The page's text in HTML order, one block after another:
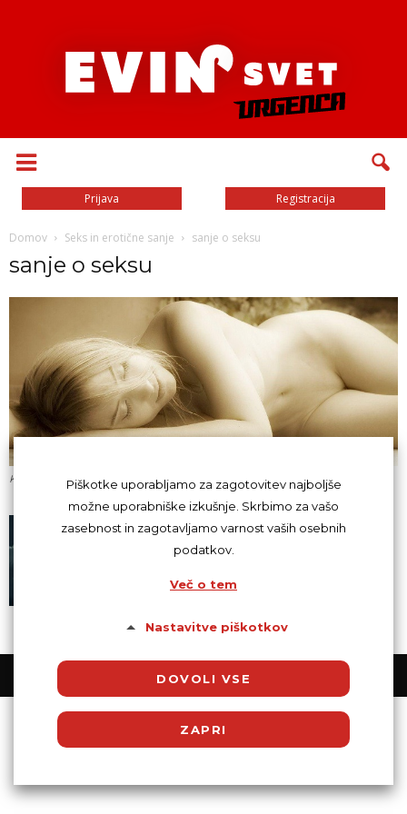
Prijava Registracija
Domov Seks in erotične sanje sanje o seksu
sanje o seksu
Kaj pomenijo sanje o seksu?
© Powered by SocDate™, © Copyright 2018 VenetiCOM
Piškotke uporabljamo za zagotovitev najboljše
možne uporabniške izkušnje. Skrbimo za vašo
zasebnost in zagotavljamo varnost vaših osebnih
podatkov.
Več o tem
Nastavitve piškotkov
DOVOLI VSE
ZAPRI
Potrebni